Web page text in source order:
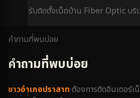
รับติดตั้งเน็ตบ้าน Fiber Optic บริ
คำถามที่พบบ่อย
คำถามที่พบบ่อย
ชาวอำเภอปราสาท ต้องการติดอินเตอร์เ